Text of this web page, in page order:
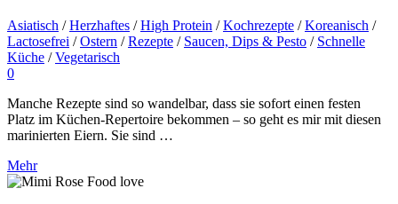
Asiatisch /Herzhaftes /High Protein /Kochrezepte /Koreanisch /
Lactosefrei /Ostern /Rezepte / Saucen, Dips & Pesto / Schnelle
Küche /Vegetarisch
0
Manche Rezepte sind so wandelbar, dass sie sofort einen festen
Platz im Küchen-Repertoire bekommen – so geht es mir mit diesen
marinierten Eiern. Sie sind …
Mehr